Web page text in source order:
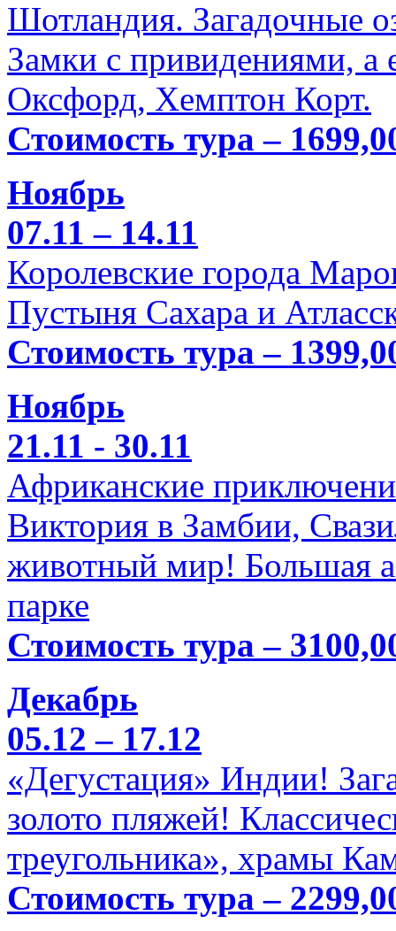
Шотландия. Загадочные
Замки с привидениями,
Оксфорд, Хемптон Корт.
Стоимость тура –
Ноябрь
07.11 – 14.11
Королевские города
Пустыня Сахара и
Стоимость тура –
Ноябрь
21.11 - 30.11
Африканские
Виктория в Замбии,
животный мир! Большая
парке
Стоимость тура –
Декабрь
05.12 – 17.12
«Дегустация» Индии!
золото пляжей!
треугольника», храмы
Стоимость тура –